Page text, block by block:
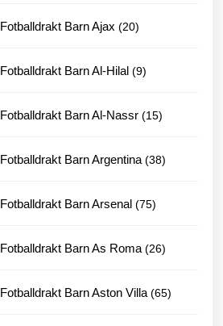
Fotballdrakt Barn Ajax 2020
Fotballdrakt Barn Al-Hilal 99
Fotballdrakt Barn Al-Nassr 1515
Fotballdrakt Barn Argentina 3838
Fotballdrakt Barn Arsenal 7575
Fotballdrakt Barn As Roma 2626
Fotballdrakt Barn Aston Villa 6565